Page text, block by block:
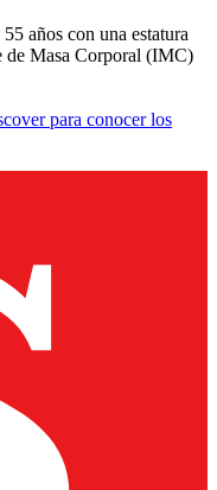
años con una estatura
de Masa Corporal (IMC)
para conocer los